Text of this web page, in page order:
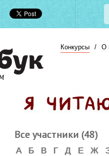
Конкурсы / О
Все участники (48)
А Б В Г Д Е Ж